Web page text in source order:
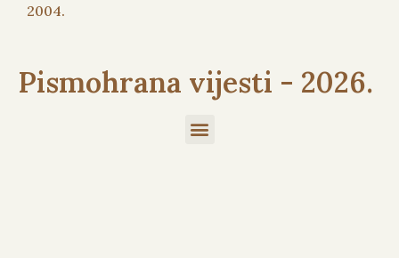
2004.
Pismohrana vijesti - 2026.